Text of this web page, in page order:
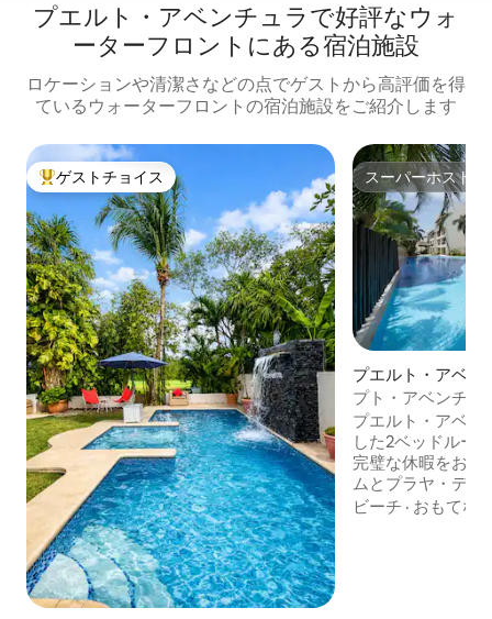
プエルト・アベンチュラで好評なウォ
ーターフロントにある宿泊施設
ロケーションや清潔さなどの点でゲストから高評価を得
ているウォーターフロントの宿泊施設をご紹介します
大好評のゲストチョイスです。
ゲストチョイス スーパーホスト
スーパーホスト
プエルト・アベン
ンドミニアム
プト・アベンチュ
室のコンドミニア
で数歩
プエルト・アベン
した2ベッドルー
完璧な休暇をお楽
ムとプラヤ・デル
ぐの場所にある
ビーチ · おもてな